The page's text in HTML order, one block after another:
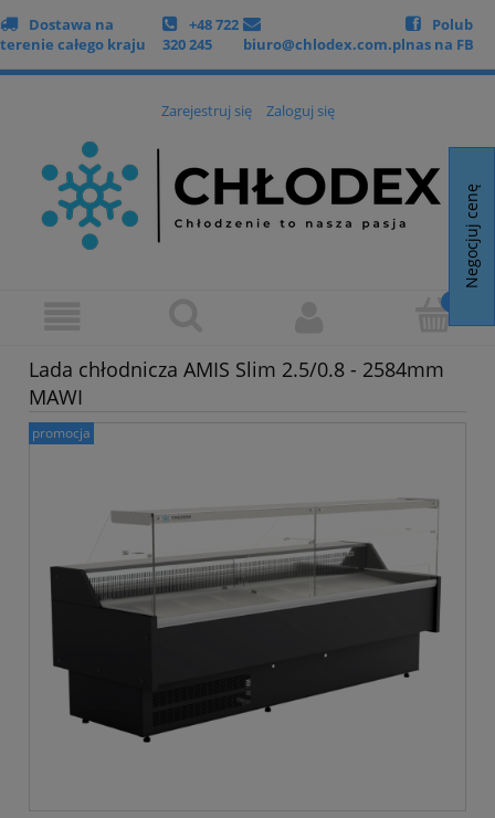
Dostawa na
terenie całego kraju
+48 722
320 245
biuro@chlodex.com.pl
Polub
nas na FB
Zarejestruj się Zaloguj się
Lada chłodnicza AMIS Slim 2.5/0.8 - 2584mm
MAWI
promocja
Negocjuj cenę